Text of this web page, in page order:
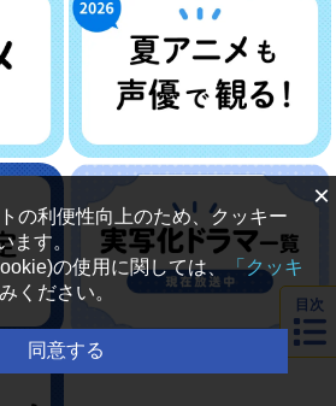
目次
×
の利便性向上のため、クッキー
ます。
の使用に関しては、「クッキ
ください。
同意する